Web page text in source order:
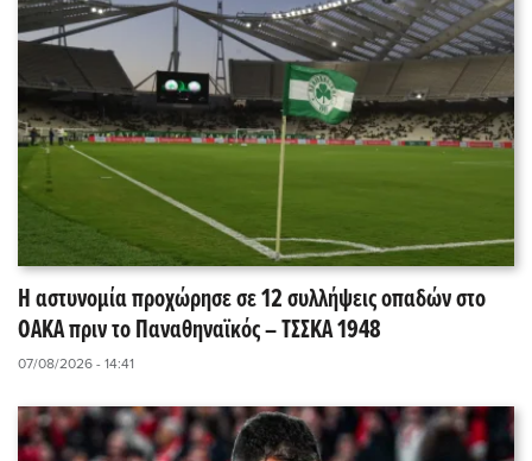
Η αστυνομία προχώρησε σε 12 συλλήψεις οπαδών στο
ΟΑΚΑ πριν το Παναθηναϊκός – ΤΣΣΚΑ 1948
07/08/2026 - 14:41